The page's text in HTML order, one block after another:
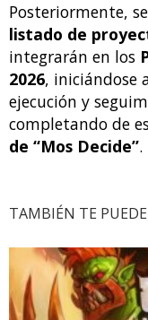
Posteriormente, se
listado de
integrarán en los
2026, iniciándose
ejecución y
completando de
de “Mos Decide”.
TAMBIÉN TE